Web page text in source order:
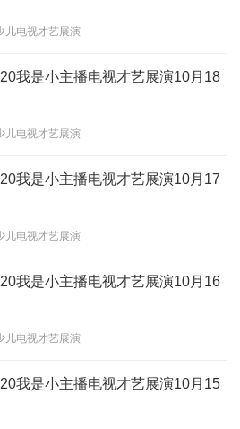
儿电视才艺展演
我是小主播电视才艺展演10月18
儿电视才艺展演
我是小主播电视才艺展演10月17
儿电视才艺展演
我是小主播电视才艺展演10月16
儿电视才艺展演
我是小主播电视才艺展演10月15